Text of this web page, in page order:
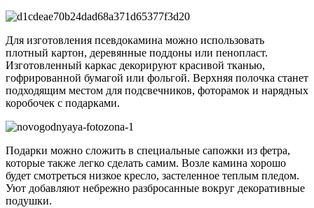
Для изготовления псевдокамина можно использовать
плотный картон, деревянные поддоны или пенопласт.
Изготовленный каркас декорируют красивой тканью,
гофрированной бумагой или фольгой. Верхняя полочка станет
подходящим местом для подсвечников, фоторамок и нарядных
коробочек с подарками.
Подарки можно сложить в специальные сапожки из фетра,
которые также легко сделать самим. Возле камина хорошо
будет смотреться низкое кресло, застеленное теплым пледом.
Уют добавляют небрежно разбросанные вокруг декоративные
подушки.